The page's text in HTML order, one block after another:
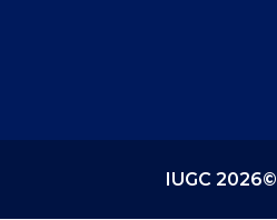
IUGC 2026©